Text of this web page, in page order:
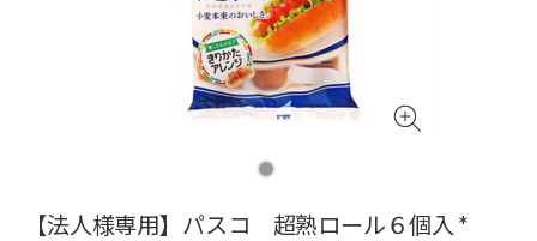
【法人様専用】パスコ 超熟ロール６個入 *